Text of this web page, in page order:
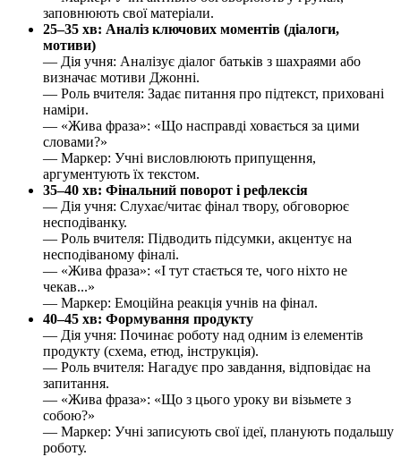
заповнюють свої матеріали.
25–35 хв: Аналіз ключових моментів (діалоги,
мотиви)
— Дія учня: Аналізує діалог батьків з шахраями або
визначає мотиви Джонні.
— Роль вчителя: Задає питання про підтекст, приховані
наміри.
— «Жива фраза»: «Що насправді ховається за цими
словами?»
— Маркер: Учні висловлюють припущення,
аргументують їх текстом.
35–40 хв: Фінальний поворот і рефлексія
— Дія учня: Слухає/читає фінал твору, обговорює
несподіванку.
— Роль вчителя: Підводить підсумки, акцентує на
несподіваному фіналі.
— «Жива фраза»: «І тут стається те, чого ніхто не
чекав...»
— Маркер: Емоційна реакція учнів на фінал.
40–45 хв: Формування продукту
— Дія учня: Починає роботу над одним із елементів
продукту (схема, етюд, інструкція).
— Роль вчителя: Нагадує про завдання, відповідає на
запитання.
— «Жива фраза»: «Що з цього уроку ви візьмете з
собою?»
— Маркер: Учні записують свої ідеї, планують подальшу
роботу.